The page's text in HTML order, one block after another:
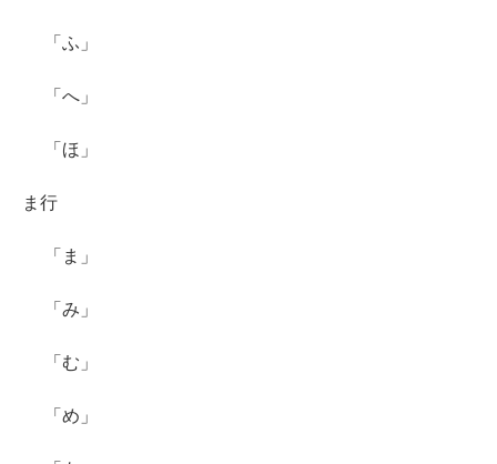
「ふ」
「へ」
「ほ」
ま行
「ま」
「み」
「む」
「め」